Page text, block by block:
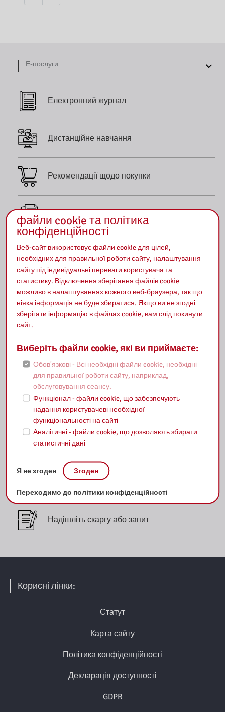
Е-послуги
Електронний журнал
Дистанційне навчання
Рекомендації щодо покупки
сканує
Відеоконференція
Кредитування виставок
Запис на бібліотечні уроки
Зарахування на стажування
Реєстрація на заходи
Бібліографічні списки
Надішліть скаргу або запит
Корисні лінки:
Статут
Карта сайту
Політика конфіденційності
Декларація доступності
GDPR
файли cookie та політика
конфіденційності
Веб-сайт використовує файли cookie для цілей,
необхідних для правильної роботи сайту, налаштування
сайту під індивідуальні переваги користувача та
статистику. Відключення зберігання файлів cookie
можливо в налаштуваннях кожного веб-браузера, так що
ніяка інформація не буде збиратися. Якщо ви не згодні
зберігати інформацію в файлах cookie, вам слід покинути
сайт.
Виберіть файли cookie, які ви приймаєте:
Обов'язкові - Всі необхідні файли cookie, необхідні
для правильної роботи сайту, наприклад,
обслуговування сеансу.
Функціонал - файли cookie, що забезпечують
надання користувачеві необхідної
функціональності на сайті
Аналітичні - файли cookie, що дозволяють збирати
статистичні дані
Я не згоден Згоден
Переходимо до політики конфіденційності